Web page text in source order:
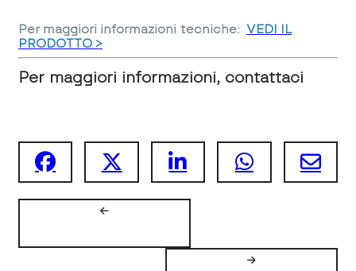
Per maggiori informazioni tecniche: VEDI IL
PRODOTTO >
Per maggiori informazioni, contattaci